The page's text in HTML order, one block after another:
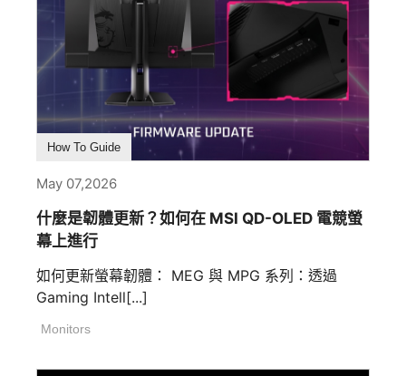
How To Guide
May 07,2026
什麼是韌體更新？如何在 MSI QD-OLED 電競螢
幕上進行
如何更新螢幕韌體： MEG 與 MPG 系列：透過
Gaming Intell[...]
Monitors